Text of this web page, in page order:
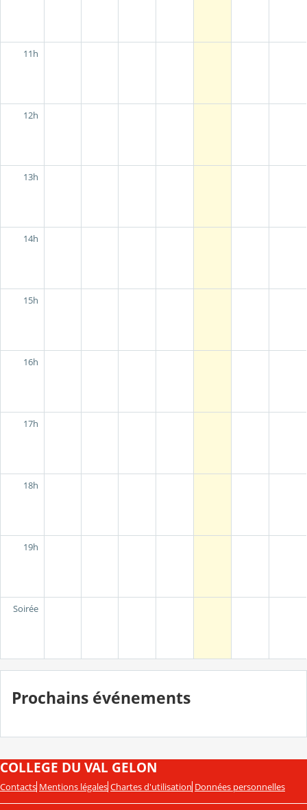
11h
12h
13h
14h
15h
16h
17h
18h
19h
Soirée
Prochains événements
COLLEGE DU VAL GELON
Contacts Mentions légales Chartes d'utilisation Données personnelles